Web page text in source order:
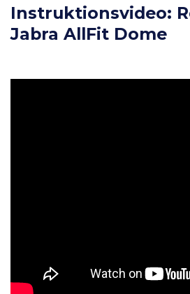
Instruktionsvideo:
Jabra AllFit Dome